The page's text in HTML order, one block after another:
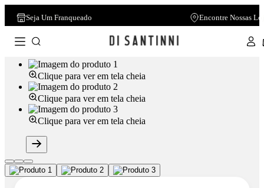
Seja Um Franqueado Encontre Nossas
Clique para ver em tela cheia
Clique para ver em tela cheia
Clique para ver em tela cheia